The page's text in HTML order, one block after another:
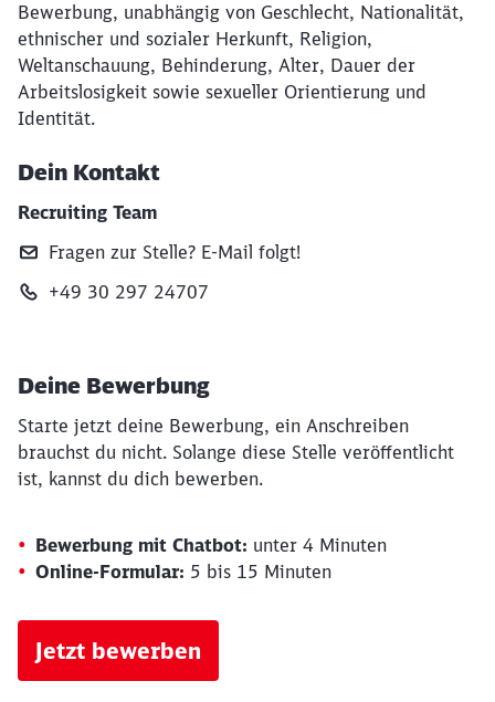
Bewerbung, unabhängig von Geschlecht, Nationalität,
ethnischer und sozialer Herkunft, Religion,
Weltanschauung, Behinderung, Alter, Dauer der
Arbeitslosigkeit sowie sexueller Orientierung und
Identität.
Dein Kontakt
Recruiting Team
Fragen zur Stelle? E‑Mail folgt!
+49 30 297 24707
Deine Bewerbung
Starte jetzt deine Bewerbung, ein Anschreiben
brauchst du nicht. Solange diese Stelle veröffentlicht
ist, kannst du dich bewerben.
Bewerbung mit Chatbot: unter 4 Minuten
Online-Formular: 5 bis 15 Minuten
Jetzt bewerben